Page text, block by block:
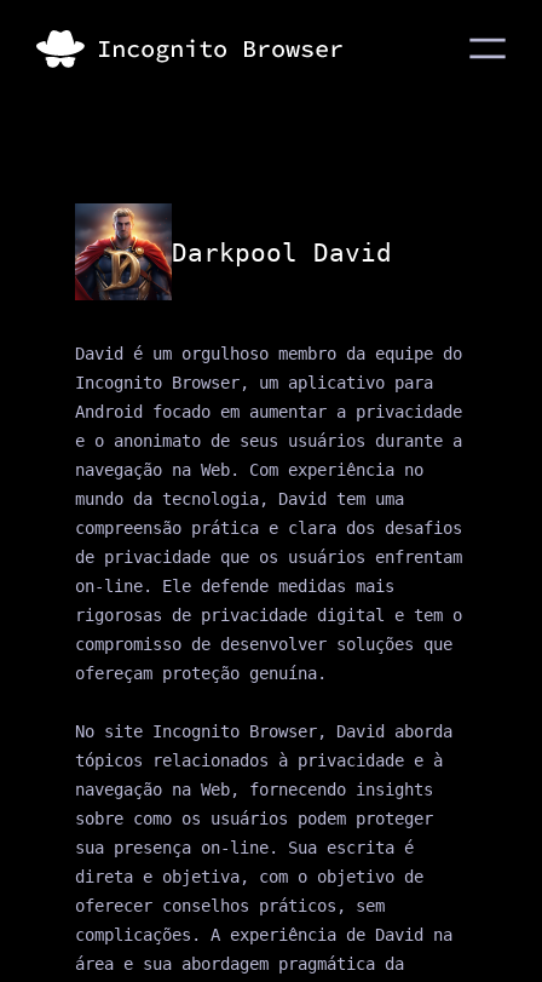
Darkpool David
David é um orgulhoso membro da equipe do
Incognito Browser, um aplicativo para
Android focado em aumentar a privacidade
e o anonimato de seus usuários durante a
navegação na Web. Com experiência no
mundo da tecnologia, David tem uma
compreensão prática e clara dos desafios
de privacidade que os usuários enfrentam
on-line. Ele defende medidas mais
rigorosas de privacidade digital e tem o
compromisso de desenvolver soluções que
ofereçam proteção genuína.
No site Incognito Browser, David aborda
tópicos relacionados à privacidade e à
navegação na Web, fornecendo insights
sobre como os usuários podem proteger
sua presença on-line. Sua escrita é
direta e objetiva, com o objetivo de
oferecer conselhos práticos, sem
complicações. A experiência de David na
área e sua abordagem pragmática da